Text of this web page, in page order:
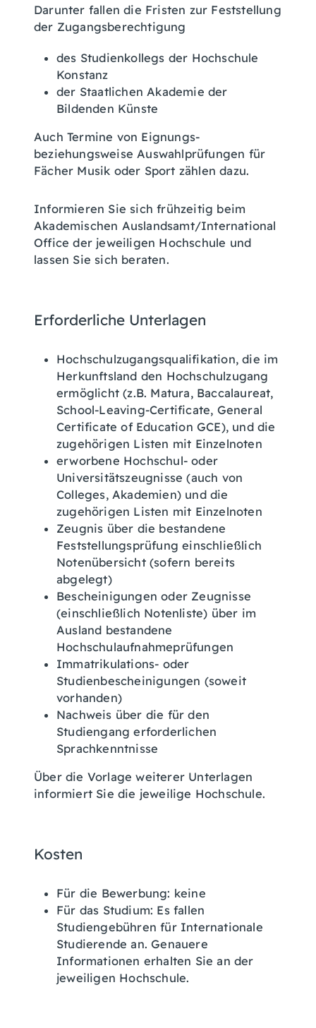
Darunter fallen die Fristen zur Feststellung
der Zugangsberechtigung
des Studienkollegs der Hochschule
Konstanz
der Staatlichen Akademie der
Bildenden Künste
Auch Termine von Eignungs-
beziehungsweise Auswahlprüfungen für
Fächer Musik oder Sport zählen dazu.
Informieren Sie sich frühzeitig beim
Akademischen Auslandsamt/International
Office der jeweiligen Hochschule und
lassen Sie sich beraten.
Erforderliche Unterlagen
Hochschulzugangsqualifikation, die im
Herkunftsland den Hochschulzugang
ermöglicht (z.B. Matura, Baccalaureat,
School-Leaving-Certificate, General
Certificate of Education GCE), und die
zugehörigen Listen mit Einzelnoten
erworbene Hochschul- oder
Universitätszeugnisse (auch von
Colleges, Akademien) und die
zugehörigen Listen mit Einzelnoten
Zeugnis über die bestandene
Feststellungsprüfung einschließlich
Notenübersicht (sofern bereits
abgelegt)
Bescheinigungen oder Zeugnisse
(einschließlich Notenliste) über im
Ausland bestandene
Hochschulaufnahmeprüfungen
Immatrikulations- oder
Studienbescheinigungen (soweit
vorhanden)
Nachweis über die für den
Studiengang erforderlichen
Sprachkenntnisse
Über die Vorlage weiterer Unterlagen
informiert Sie die jeweilige Hochschule.
Kosten
Für die Bewerbung: keine
Für das Studium: Es fallen
Studiengebühren für Internationale
Studierende an. Genauere
Informationen erhalten Sie an der
jeweiligen Hochschule.